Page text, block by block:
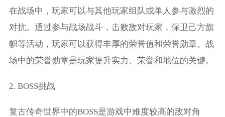
在战场中，玩家可以与其他玩家组队或单人参与激烈的
对抗。通过参与战场战斗，击败敌对玩家，保卫己方旗
帜等活动，玩家可以获得丰厚的荣誉值和荣誉勋章。战
场中的荣誉勋章是玩家提升实力、荣誉和地位的关键。
2. BOSS挑战
复古传奇世界中的BOSS是游戏中难度较高的敌对角